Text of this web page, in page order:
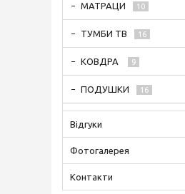
МАТРАЦИ 10
ТУМБИ ТВ 16
КОВДРА 9
ПОДУШКИ 16
Відгуки
Фотогалерея
Контакти